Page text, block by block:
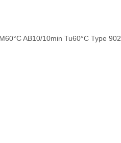
AB10/10min Tu60°C Type 902